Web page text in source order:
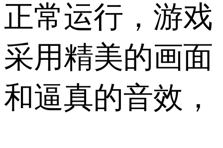
正常运行，游戏
采用精美的画面
和逼真的音效，